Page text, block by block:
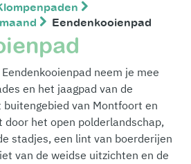
Eendenkooienpad
neem je mee
en het jaagpad van de
van Montfoort en
het open polderlandschap,
stadjes, een lint van boerderijen
van de weidse uitzichten en de